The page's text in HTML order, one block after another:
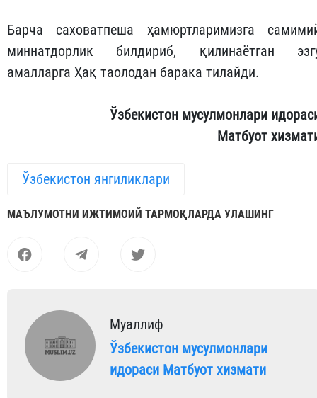
Барча саховатпеша ҳамюртларимизга
миннатдорлик билдириб, қилинаётган
амалларга Ҳақ таолодан барака тилайди.
Ўзбекистон мусулмонлари
Матбуот
Ўзбекистон янгиликлари
МАЪЛУМОТНИ ИЖТИМОИЙ ТАРМОҚЛАРДА УЛАШИНГ
Муаллиф
Ўзбекистон мусулмонлари
идораси Матбуот хизмати